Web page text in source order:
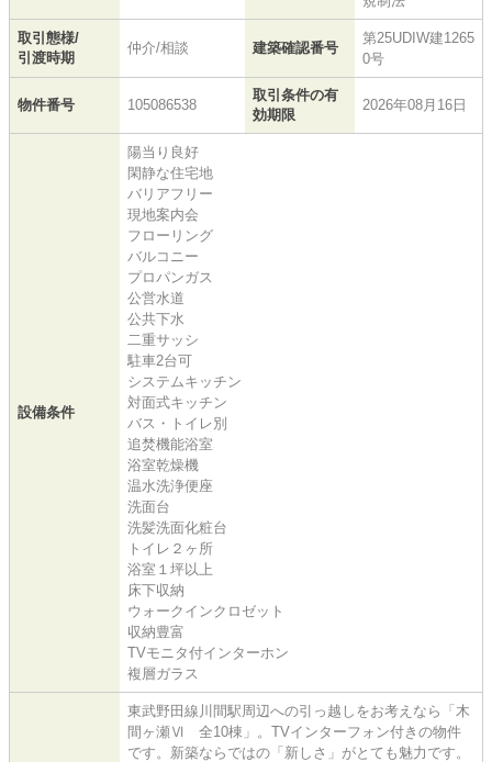
取引態様/
引渡時期
仲介/相談 建築確認番号
第25UDIW建1265
0号
物件番号 105086538
取引条件の有
効期限
2026年08月16日
設備条件
陽当り良好
閑静な住宅地
バリアフリー
現地案内会
フローリング
バルコニー
プロパンガス
公営水道
公共下水
二重サッシ
駐車2台可
システムキッチン
対面式キッチン
バス・トイレ別
追焚機能浴室
浴室乾燥機
温水洗浄便座
洗面台
洗髪洗面化粧台
トイレ２ヶ所
浴室１坪以上
床下収納
ウォークインクロゼット
収納豊富
TVモニタ付インターホン
複層ガラス
東武野田線川間駅周辺への引っ越しをお考えなら「木
間ヶ瀬Ⅵ 全10棟」。TVインターフォン付きの物件
です。新築ならではの「新しさ」がとても魅力です。